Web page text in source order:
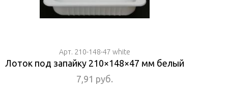
Арт. 210-148-47 white
Лоток под запайку 210×148×47 мм белый
7,91 руб.